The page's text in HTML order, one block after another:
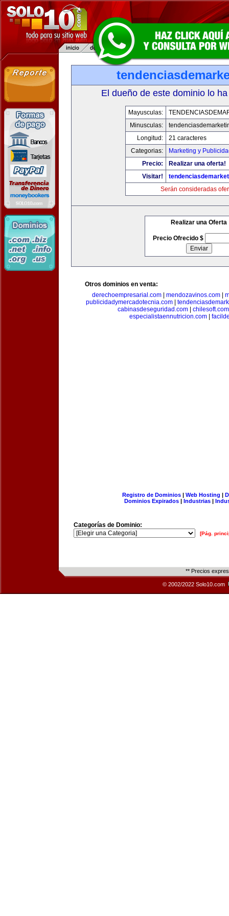
El dueño de este dominio lo
Mayusculas:
Minusculas:
Longitud:
21 caracteres
Categorias:
Marketing y
Precio:
Realizar una oferta!
Visitar!
Serán consideradas
Realizar una Oferta
Precio Ofrecido $
Otros dominios en venta:
derechoempresarial.com
mendozavinos.com
publicidadymercadotecnia.com|
cabinasdeseguridad.com| chilesoft.com
especialistaennutricion.com|
Registro de Dominios| Web Hosting |
Dominios Expirados | Industrias |
Categorías de Dominio:
[Pág.
** Precios
© 2002/2022 Solo10.com